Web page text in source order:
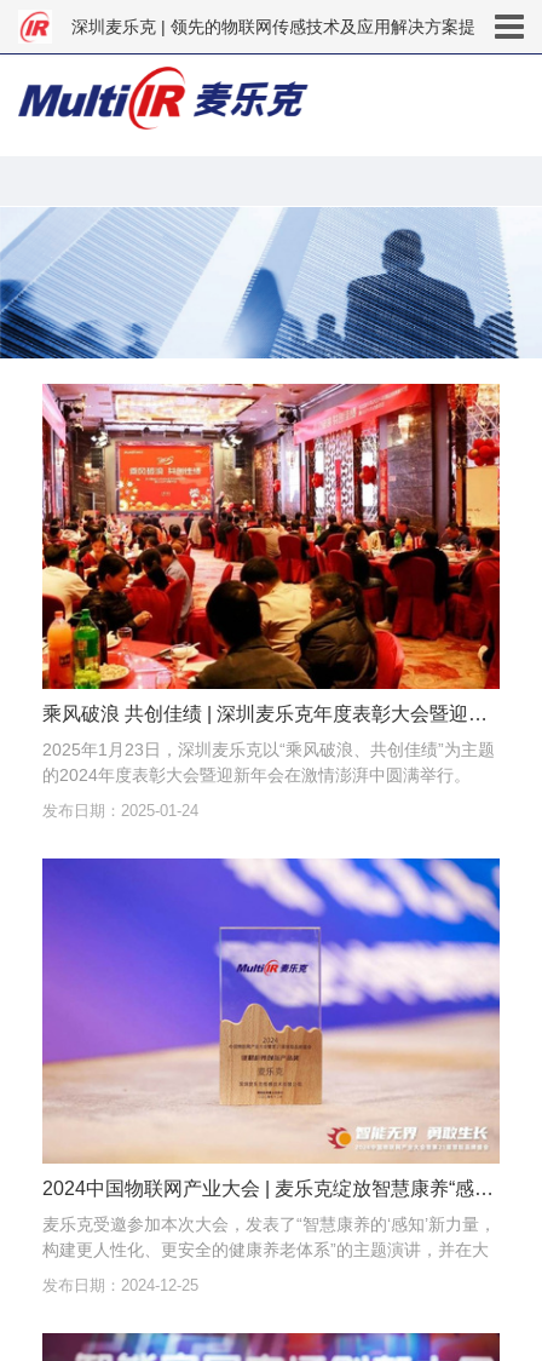
乘风破浪 共创佳绩 | 深圳麦乐克年度表彰大会暨迎新年会圆满举行
2025年1月23日，深圳麦乐克以“乘风破浪、共创佳绩”为主题
的2024年度表彰大会暨迎新年会在激情澎湃中圆满举行。
发布日期：2025-01-24
2024中国物联网产业大会 | 麦乐克绽放智慧康养“感知”新力量，为老人提供全方位的安全保障
麦乐克受邀参加本次大会，发表了“智慧康养的‘感知’新力量，
构建更人性化、更安全的健康养老体系”的主题演讲，并在大
会现场展示了麦乐克智慧养老（安全）解决方案相关产品，得
发布日期：2024-12-25
深圳麦乐克 | 领先的物联网传感技术及应用解决方案提
供商 | 智慧消防 | 智慧养老 | 智能安防 | 智能家居 | 烟
雾报警器 | 燃气报警器 | 一氧化碳报警器 | 智能传感器